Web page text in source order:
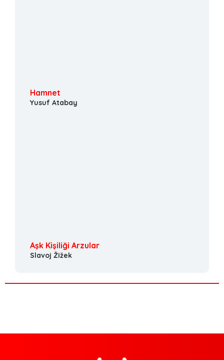
Hamnet
Yusuf Atabay
Aşk Kişiliği Arzular
Slavoj Žižek